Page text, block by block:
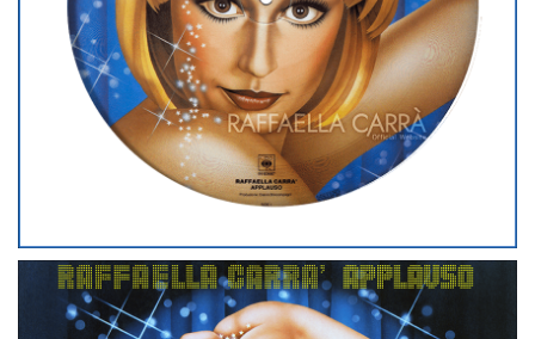
LP PAESI BASSI
APPLAUSO